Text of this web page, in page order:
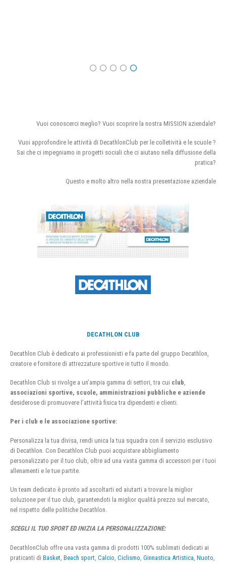
Vuoi conoscerci meglio? Vuoi scoprire la nostra MISSION aziendale?
Vuoi approfondire le attività di DecathlonClub per le colletività e le scuole ?
Sai che ci impegniamo in progetti sociali che ci aiutano nella diffusione della
pratica?
Questo e molto altro nella nostra presentazione aziendale
DECATHLON CLUB
Decathlon Club è dedicato ai professionisti e fa parte del gruppo Decathlon,
creatore e fornitore di attrezzature sportive in tutto il mondo.
Decathlon Club si rivolge a un’ampia gamma di settori, tra cui club
associazioni sportive, scuole, amministrazioni pubbliche e aziende
desiderose di promuovere l’attività fisica tra dipendenti e clienti.
Per i club e le associazione sportive:
Personalizza la tua divisa, rendi unica la tua squadra con il servizio esclusivo
di Decathlon. Con Decathlon Club puoi acquistare abbigliamento
personalizzato per il tuo club, oltre ad una vasta gamma di accessori per i tuoi
allenamenti e le tue partite.
Un team dedicato è pronto ad ascoltarti ed aiutarti a trovare la miglior
soluzione per il tuo club, garantendoti la miglior qualità prezzo sul mercato,
nel rispetto delle politiche Decathlon.
SCEGLI IL TUO SPORT ED INIZIA LA PERSONALIZZAZIONE:
DecathlonClub offre una vasta gamma di prodotti 100% sublimati dedicati ai
praticanti di Basket Beach sport Calcio Ciclismo Ginnastica Artistica Nuoto